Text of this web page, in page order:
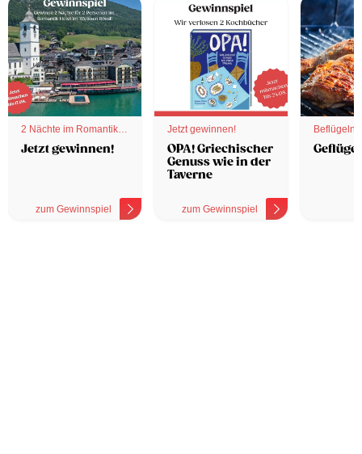
2 Nächte im Romantik
Hotel
Jetzt gewinnen!
zum Gewinnspiel
Jetzt gewinnen!
OPA! Griechischer
Genuss wie in der
Taverne
zum Gewinnspiel